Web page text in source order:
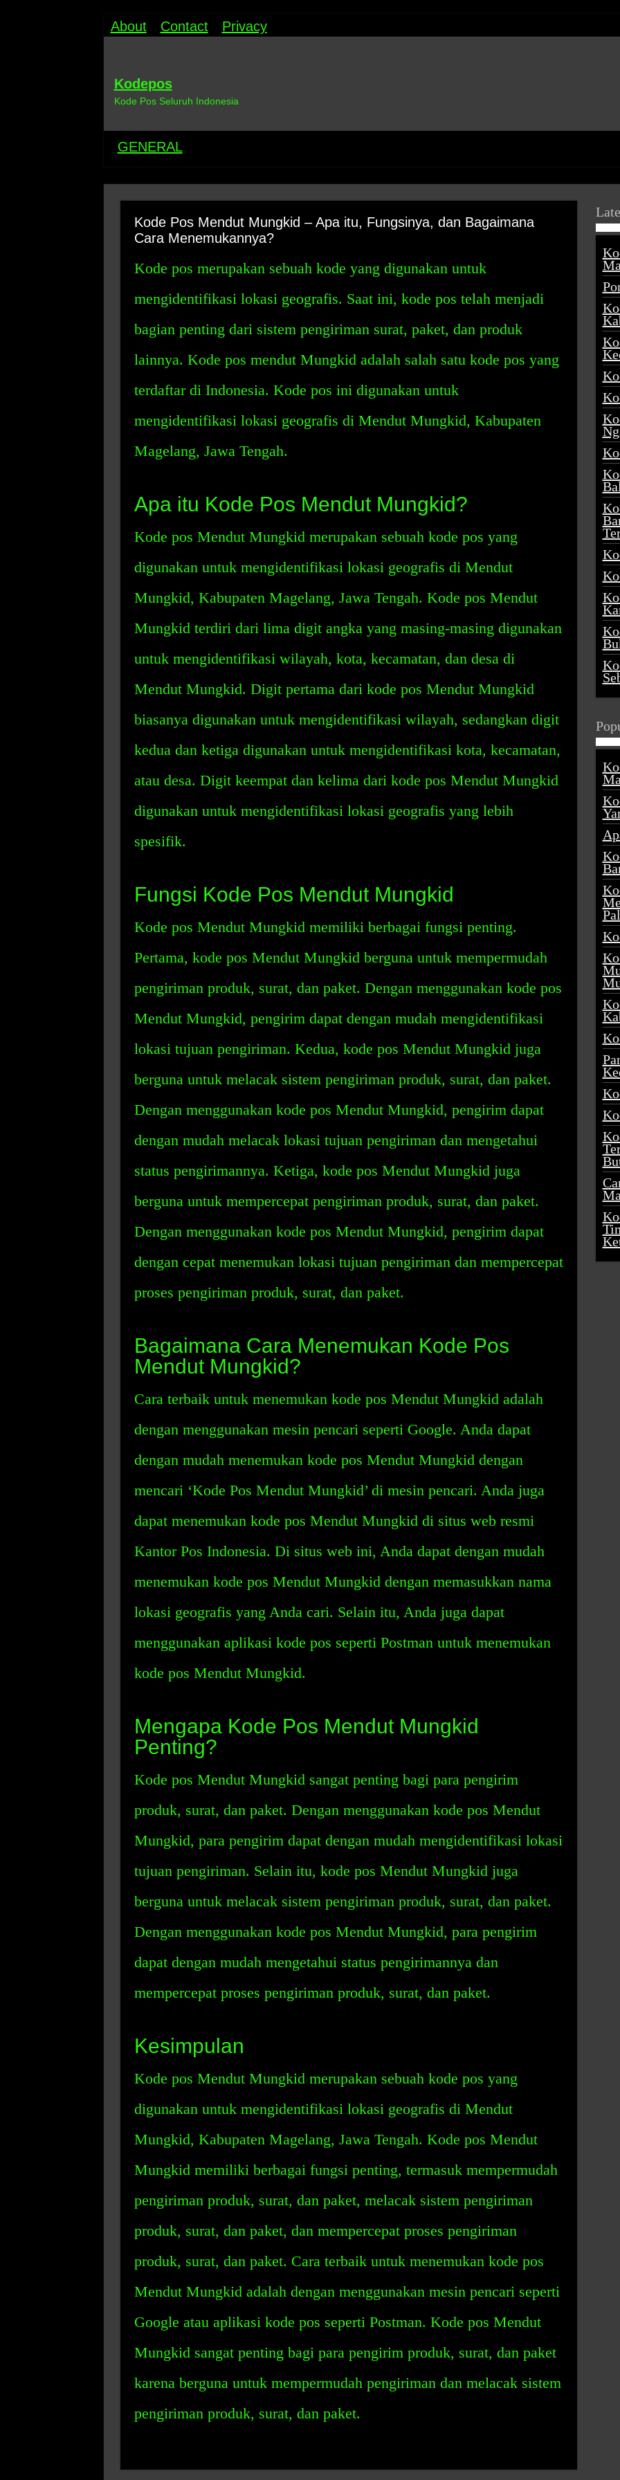
About Contact Privacy
Kodepos
Kode Pos Seluruh Indonesia
GENERAL
Kode Pos Mendut Mungkid – Apa itu, Fungsinya, dan Bagaimana
Cara Menemukannya?
Kode pos merupakan sebuah kode yang digunakan untuk
mengidentifikasi lokasi geografis. Saat ini, kode pos telah menjadi
bagian penting dari sistem pengiriman surat, paket, dan produk
lainnya. Kode pos mendut Mungkid adalah salah satu kode pos yang
terdaftar di Indonesia. Kode pos ini digunakan untuk
mengidentifikasi lokasi geografis di Mendut Mungkid, Kabupaten
Magelang, Jawa Tengah.
Apa itu Kode Pos Mendut Mungkid?
Kode pos Mendut Mungkid merupakan sebuah kode pos yang
digunakan untuk mengidentifikasi lokasi geografis di Mendut
Mungkid, Kabupaten Magelang, Jawa Tengah. Kode pos Mendut
Mungkid terdiri dari lima digit angka yang masing-masing digunakan
untuk mengidentifikasi wilayah, kota, kecamatan, dan desa di
Mendut Mungkid. Digit pertama dari kode pos Mendut Mungkid
biasanya digunakan untuk mengidentifikasi wilayah, sedangkan digit
kedua dan ketiga digunakan untuk mengidentifikasi kota, kecamatan,
atau desa. Digit keempat dan kelima dari kode pos Mendut Mungkid
digunakan untuk mengidentifikasi lokasi geografis yang lebih
spesifik.
Fungsi Kode Pos Mendut Mungkid
Kode pos Mendut Mungkid memiliki berbagai fungsi penting.
Pertama, kode pos Mendut Mungkid berguna untuk mempermudah
pengiriman produk, surat, dan paket. Dengan menggunakan kode pos
Mendut Mungkid, pengirim dapat dengan mudah mengidentifikasi
lokasi tujuan pengiriman. Kedua, kode pos Mendut Mungkid juga
berguna untuk melacak sistem pengiriman produk, surat, dan paket.
Dengan menggunakan kode pos Mendut Mungkid, pengirim dapat
dengan mudah melacak lokasi tujuan pengiriman dan mengetahui
status pengirimannya. Ketiga, kode pos Mendut Mungkid juga
berguna untuk mempercepat pengiriman produk, surat, dan paket.
Dengan menggunakan kode pos Mendut Mungkid, pengirim dapat
dengan cepat menemukan lokasi tujuan pengiriman dan mempercepat
proses pengiriman produk, surat, dan paket.
Bagaimana Cara Menemukan Kode Pos
Mendut Mungkid?
Cara terbaik untuk menemukan kode pos Mendut Mungkid adalah
dengan menggunakan mesin pencari seperti Google. Anda dapat
dengan mudah menemukan kode pos Mendut Mungkid dengan
mencari ‘Kode Pos Mendut Mungkid’ di mesin pencari. Anda juga
dapat menemukan kode pos Mendut Mungkid di situs web resmi
Kantor Pos Indonesia. Di situs web ini, Anda dapat dengan mudah
menemukan kode pos Mendut Mungkid dengan memasukkan nama
lokasi geografis yang Anda cari. Selain itu, Anda juga dapat
menggunakan aplikasi kode pos seperti Postman untuk menemukan
kode pos Mendut Mungkid.
Mengapa Kode Pos Mendut Mungkid
Penting?
Kode pos Mendut Mungkid sangat penting bagi para pengirim
produk, surat, dan paket. Dengan menggunakan kode pos Mendut
Mungkid, para pengirim dapat dengan mudah mengidentifikasi lokasi
tujuan pengiriman. Selain itu, kode pos Mendut Mungkid juga
berguna untuk melacak sistem pengiriman produk, surat, dan paket.
Dengan menggunakan kode pos Mendut Mungkid, para pengirim
dapat dengan mudah mengetahui status pengirimannya dan
mempercepat proses pengiriman produk, surat, dan paket.
Kesimpulan
Kode pos Mendut Mungkid merupakan sebuah kode pos yang
digunakan untuk mengidentifikasi lokasi geografis di Mendut
Mungkid, Kabupaten Magelang, Jawa Tengah. Kode pos Mendut
Mungkid memiliki berbagai fungsi penting, termasuk mempermudah
pengiriman produk, surat, dan paket, melacak sistem pengiriman
produk, surat, dan paket, dan mempercepat proses pengiriman
produk, surat, dan paket. Cara terbaik untuk menemukan kode pos
Mendut Mungkid adalah dengan menggunakan mesin pencari seperti
Google atau aplikasi kode pos seperti Postman. Kode pos Mendut
Mungkid sangat penting bagi para pengirim produk, surat, dan paket
karena berguna untuk mempermudah pengiriman dan melacak sistem
pengiriman produk, surat, dan paket.